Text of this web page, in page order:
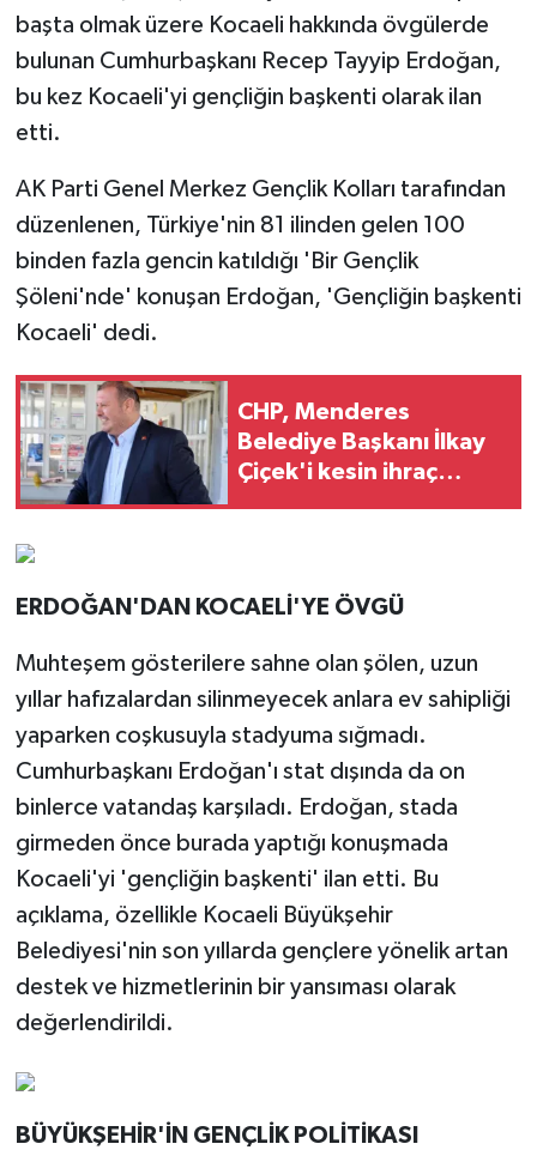
başta olmak üzere Kocaeli hakkında övgülerde
bulunan Cumhurbaşkanı Recep Tayyip Erdoğan,
bu kez Kocaeli'yi gençliğin başkenti olarak ilan
etti.
AK Parti Genel Merkez Gençlik Kolları tarafından
düzenlenen, Türkiye'nin 81 ilinden gelen 100
binden fazla gencin katıldığı 'Bir Gençlik
Şöleni'nde' konuşan Erdoğan, 'Gençliğin başkenti
Kocaeli' dedi.
CHP, Menderes
Belediye Başkanı İlkay
Çiçek'i kesin ihraç
ERDOĞAN'DAN KOCAELİ'YE ÖVGÜ
Muhteşem gösterilere sahne olan şölen, uzun
yıllar hafızalardan silinmeyecek anlara ev sahipliği
yaparken coşkusuyla stadyuma sığmadı.
Cumhurbaşkanı Erdoğan'ı stat dışında da on
binlerce vatandaş karşıladı. Erdoğan, stada
girmeden önce burada yaptığı konuşmada
Kocaeli'yi 'gençliğin başkenti' ilan etti. Bu
açıklama, özellikle Kocaeli Büyükşehir
Belediyesi'nin son yıllarda gençlere yönelik artan
destek ve hizmetlerinin bir yansıması olarak
değerlendirildi.
BÜYÜKŞEHİR'İN GENÇLİK POLİTİKASI